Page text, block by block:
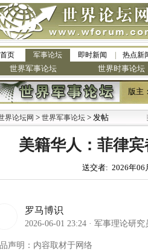
首页 军事论坛 即时新闻 热点新
世界军事论坛 世界时事论坛
版主：
界论坛网 > 世界军事论坛 > 发帖
美籍华人：菲律
送交者: 2026年06
罗马博识
2026-06-01 23:24 · 军事理论研究
声明：内容取材于网络